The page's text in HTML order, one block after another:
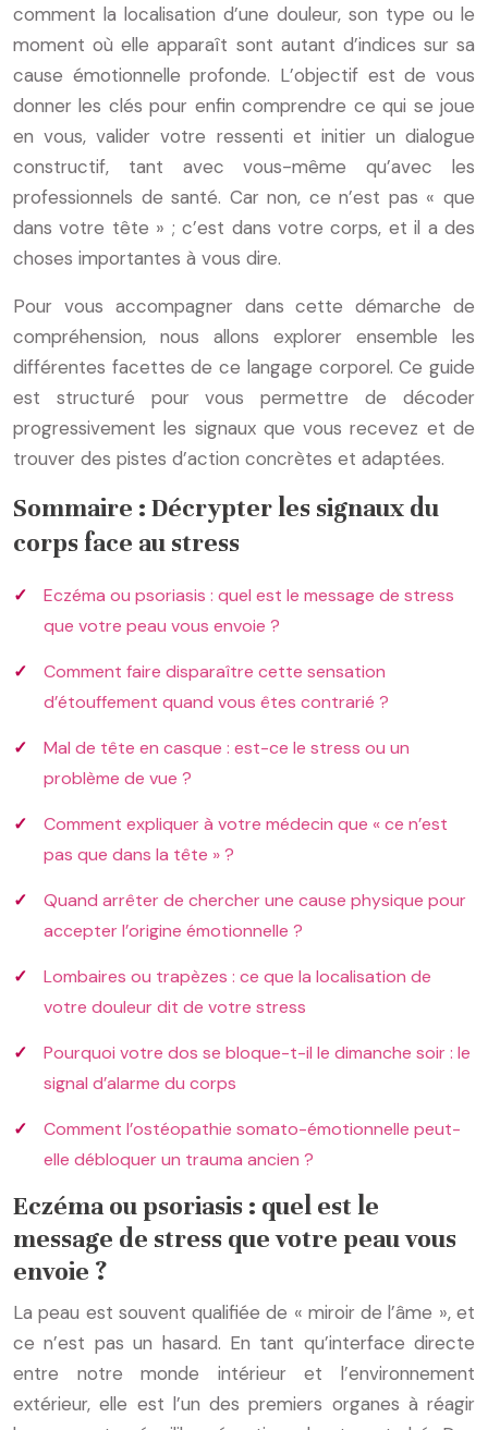
comment la localisation d’une douleur, son type ou le
moment où elle apparaît sont autant d’indices sur sa
cause émotionnelle profonde. L’objectif est de vous
donner les clés pour enfin comprendre ce qui se joue
en vous, valider votre ressenti et initier un dialogue
constructif, tant avec vous-même qu’avec les
professionnels de santé. Car non, ce n’est pas « que
dans votre tête » ; c’est dans votre corps, et il a des
choses importantes à vous dire.
Pour vous accompagner dans cette démarche de
compréhension, nous allons explorer ensemble les
différentes facettes de ce langage corporel. Ce guide
est structuré pour vous permettre de décoder
progressivement les signaux que vous recevez et de
trouver des pistes d’action concrètes et adaptées.
Sommaire : Décrypter les signaux du
corps face au stress
Eczéma ou psoriasis : quel est le message de stress
que votre peau vous envoie ?
Comment faire disparaître cette sensation
d’étouffement quand vous êtes contrarié ?
Mal de tête en casque : est-ce le stress ou un
problème de vue ?
Comment expliquer à votre médecin que « ce n’est
pas que dans la tête » ?
Quand arrêter de chercher une cause physique pour
accepter l’origine émotionnelle ?
Lombaires ou trapèzes : ce que la localisation de
votre douleur dit de votre stress
Pourquoi votre dos se bloque-t-il le dimanche soir : le
signal d’alarme du corps
Comment l’ostéopathie somato-émotionnelle peut-
elle débloquer un trauma ancien ?
Eczéma ou psoriasis : quel est le
message de stress que votre peau vous
envoie ?
La peau est souvent qualifiée de « miroir de l’âme », et
ce n’est pas un hasard. En tant qu’interface directe
entre notre monde intérieur et l’environnement
extérieur, elle est l’un des premiers organes à réagir